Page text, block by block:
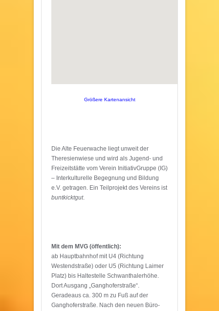
Größere Kartenansicht
Die Alte Feuerwache liegt unweit der
Theresienwiese und wird als Jugend- und
Freizeitstätte vom Verein InitiativGruppe (IG)
– Interkulturelle Begegnung und Bildung
e.V. getragen. Ein Teilprojekt des Vereins ist
buntkicktgut.
Mit dem MVG (öffentlich):
ab Hauptbahnhof mit U4 (Richtung
Westendstraße) oder U5 (Richtung Laimer
Platz) bis Haltestelle Schwanthalerhöhe.
Dort Ausgang „Ganghoferstraße“.
Geradeaus ca. 300 m zu Fuß auf der
Ganghoferstraße. Nach den neuen Büro-